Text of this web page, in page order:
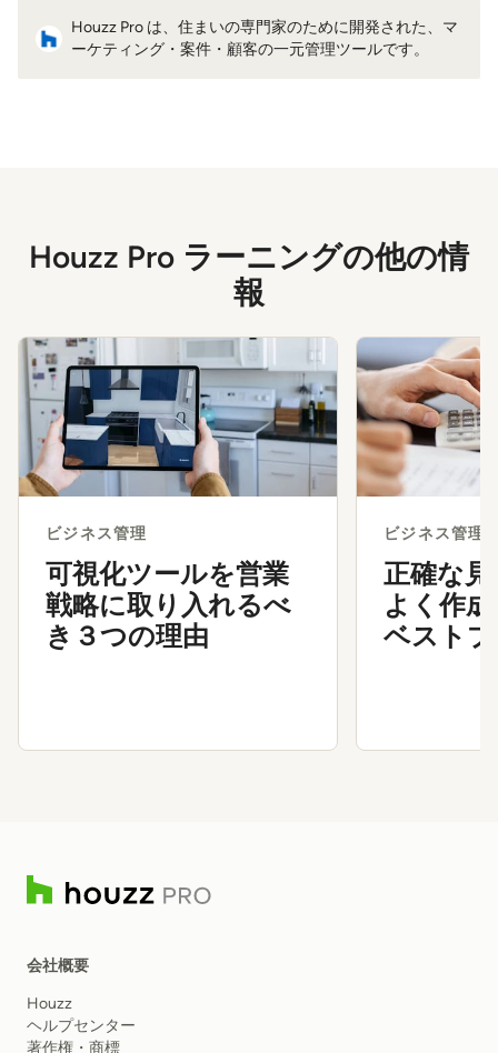
Houzz Pro は、住まいの専門家のために開発された、マ
ーケティング・案件・顧客の一元管理ツールです。
Houzz Pro ラーニングの他の情
報
ビジネス管理
可視化ツールを営業
戦略に取り入れるべ
き３つの理由
ビジネス管理
正確な
よく作
ベスト
会社概要
Houzz
ヘルプセンター
著作権・商標